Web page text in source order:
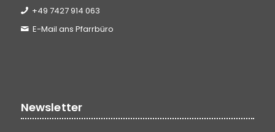
+49 7427 914 063
E-Mail ans Pfarrbüro
Newsletter